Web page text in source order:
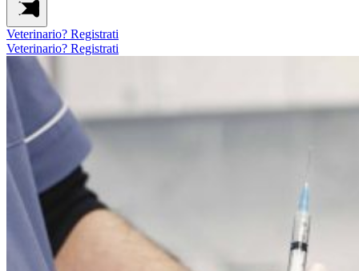
Veterinario? Registrati
Veterinario? Registrati